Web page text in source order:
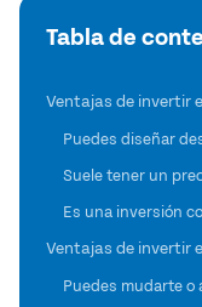
Tabla de
Ventajas de invertir
Puedes diseñar
Suele tener un
Es una inversión
Ventajas de invertir
Puedes mudarte o